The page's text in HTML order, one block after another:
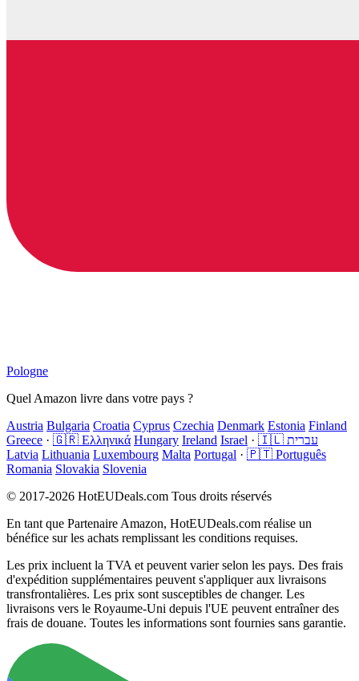
Pologne
Quel Amazon livre dans votre pays ?
Austria Bulgaria Croatia Cyprus Czechia Denmark Estonia Finland
Greece · 🇬🇷 Ελληνικά Hungary Ireland Israel ·
🇮🇱 עברית
Latvia Lithuania Luxembourg Malta Portugal · 🇵🇹 Português
Romania Slovakia Slovenia
© 2017-2026 HotEUDeals.com Tous droits réservés
En tant que Partenaire Amazon, HotEUDeals.com réalise un
bénéfice sur les achats remplissant les conditions requises.
Les prix incluent la TVA et peuvent varier selon les pays. Des frais
d'expédition supplémentaires peuvent s'appliquer aux livraisons
transfrontalières. Les prix sont susceptibles de changer. Les
livraisons vers le Royaume-Uni depuis l'UE peuvent entraîner des
frais de douane. Toutes les informations sont fournies sans garantie.